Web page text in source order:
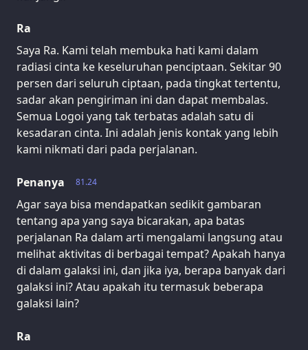
Ra
Saya Ra. Kami telah membuka hati kami dalam
radiasi cinta ke keseluruhan penciptaan. Sekitar 90
persen dari seluruh ciptaan, pada tingkat tertentu,
sadar akan pengiriman ini dan dapat membalas.
Semua Logoi yang tak terbatas adalah satu di
kesadaran cinta. Ini adalah jenis kontak yang lebih
kami nikmati dari pada perjalanan.
81.24
Penanya
Agar saya bisa mendapatkan sedikit gambaran
tentang apa yang saya bicarakan, apa batas
perjalanan Ra dalam arti mengalami langsung atau
melihat aktivitas di berbagai tempat? Apakah hanya
di dalam galaksi ini, dan jika iya, berapa banyak dari
galaksi ini? Atau apakah itu termasuk beberapa
galaksi lain?
Ra